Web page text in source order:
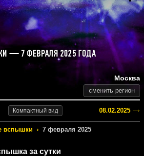
— 7 ФЕВРАЛЯ 2025 ГОДА
Москва
сменить регион
Компактный вид 08.02.2025
вспышки › 7 февраля 2025
за сутки